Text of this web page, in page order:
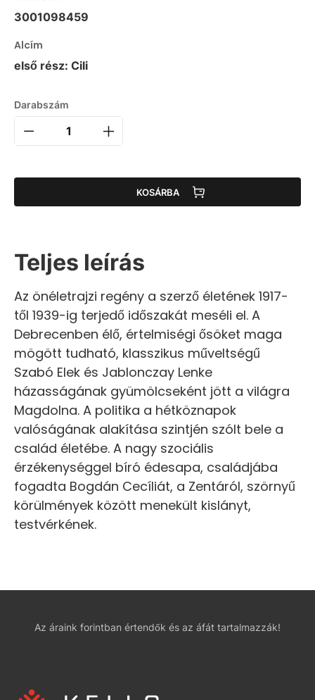
3001098459
Alcím
első rész: Cili
Darabszám
KOSÁRBA
Teljes leírás
Az önéletrajzi regény a szerző életének 1917-
től 1939-ig terjedő időszakát meséli el. A
Debrecenben élő, értelmiségi ősöket maga
mögött tudható, klasszikus műveltségű
Szabó Elek és Jablonczay Lenke
házasságának gyümölcseként jött a világra
Magdolna. A politika a hétköznapok
valóságának alakítása szintjén szólt bele a
család életébe. A nagy szociális
érzékenységgel bíró édesapa, családjába
fogadta Bogdán Cecíliát, a Zentáról, szörnyű
körülmények között menekült kislányt,
testvérkének.
Az áraink forintban értendők és az áfát tartalmazzák!